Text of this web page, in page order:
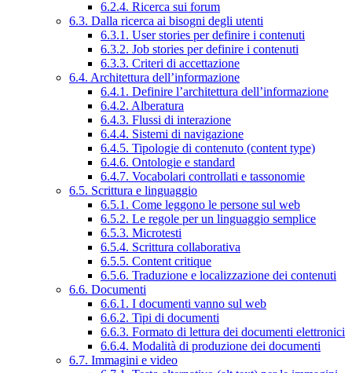
6.2.4. Ricerca sui forum
6.3. Dalla ricerca ai bisogni degli utenti
6.3.1. User stories per definire i contenuti
6.3.2. Job stories per definire i contenuti
6.3.3. Criteri di accettazione
6.4. Architettura dell’informazione
6.4.1. Definire l’architettura dell’informazione
6.4.2. Alberatura
6.4.3. Flussi di interazione
6.4.4. Sistemi di navigazione
6.4.5. Tipologie di contenuto (content type)
6.4.6. Ontologie e standard
6.4.7. Vocabolari controllati e tassonomie
6.5. Scrittura e linguaggio
6.5.1. Come leggono le persone sul web
6.5.2. Le regole per un linguaggio semplice
6.5.3. Microtesti
6.5.4. Scrittura collaborativa
6.5.5. Content critique
6.5.6. Traduzione e localizzazione dei contenuti
6.6. Documenti
6.6.1. I documenti vanno sul web
6.6.2. Tipi di documenti
6.6.3. Formato di lettura dei documenti elettronici
6.6.4. Modalità di produzione dei documenti
6.7. Immagini e video